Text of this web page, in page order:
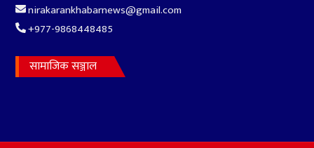
nirakarankhabarnews@gmail.com
+977-9868448485
सामाजिक सञ्जाल